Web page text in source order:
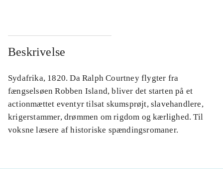
Beskrivelse
Sydafrika, 1820. Da Ralph Courtney flygter fra
fængselsøen Robben Island, bliver det starten på et
actionmættet eventyr tilsat skumsprøjt, slavehandlere,
krigerstammer, drømmen om rigdom og kærlighed. Til
voksne læsere af historiske spændingsromaner.